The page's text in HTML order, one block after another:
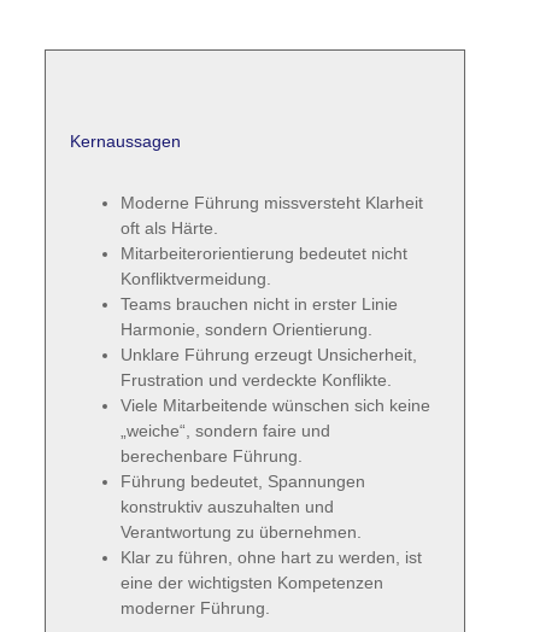
Kernaussagen
Moderne Führung missversteht Klarheit
oft als Härte.
Mitarbeiterorientierung bedeutet nicht
Konfliktvermeidung.
Teams brauchen nicht in erster Linie
Harmonie, sondern Orientierung.
Unklare Führung erzeugt Unsicherheit,
Frustration und verdeckte Konflikte.
Viele Mitarbeitende wünschen sich keine
„weiche“, sondern faire und
berechenbare Führung.
Führung bedeutet, Spannungen
konstruktiv auszuhalten und
Verantwortung zu übernehmen.
Klar zu führen, ohne hart zu werden, ist
eine der wichtigsten Kompetenzen
moderner Führung.